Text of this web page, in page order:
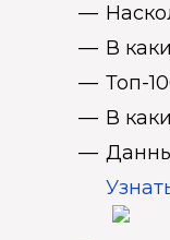
В
Топ-
В